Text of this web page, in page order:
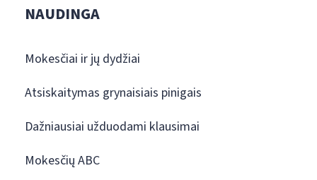
NAUDINGA
Mokesčiai ir jų dydžiai
Atsiskaitymas grynaisiais pinigais
Dažniausiai užduodami klausimai
Mokesčių ABC